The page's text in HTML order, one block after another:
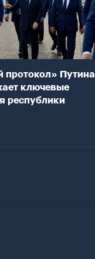
протокол» Путина
ключевые
республики